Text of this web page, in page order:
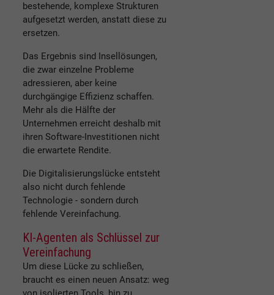
bestehende, komplexe Strukturen
aufgesetzt werden, anstatt diese zu
ersetzen.
Das Ergebnis sind Insellösungen,
die zwar einzelne Probleme
adressieren, aber keine
durchgängige Effizienz schaffen.
Mehr als die Hälfte der
Unternehmen erreicht deshalb mit
ihren Software-Investitionen nicht
die erwartete Rendite.
Die Digitalisierungslücke entsteht
also nicht durch fehlende
Technologie - sondern durch
fehlende Vereinfachung.
KI-Agenten als Schlüssel zur
Vereinfachung
Um diese Lücke zu schließen,
braucht es einen neuen Ansatz: weg